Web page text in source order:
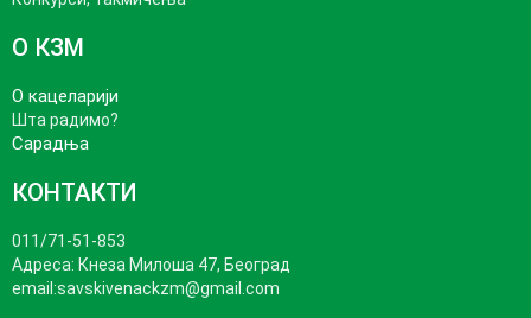
О КЗМ
О кацеларији
Шта радимо?
Сарадња
КОНТАКТИ
011/71-51-853
Адреса: Кнеза Милошa 47, Београд
email:savskivenackzm@gmail.com